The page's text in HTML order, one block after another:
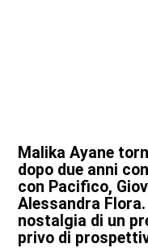
Malika Ayane
dopo due anni
con Pacifico,
Alessandra
nostalgia di un
privo di